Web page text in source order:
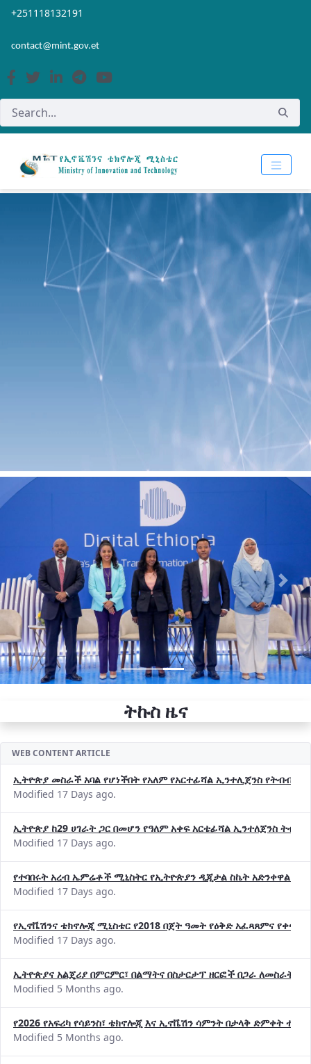
Skip to Main Content
Open Accessibility Menu
+251118132191
contact@mint.gov.et
Previous Next
ትኩስ ዜና
WEB CONTENT ARTICLE
ኢትዮጵያ መስራች አባል የሆነችበት የአለም የአርተፊሻል ኢንተሊጀንስ የትብብር
Modified 17 Days ago.
ኢትዮጵያ ከ29 ሀገራት ጋር በመሆን የዓለም አቀፍ አርቴፊሻል ኢንተለጀንስ
Modified 17 Days ago.
የተባበሩት አረብ ኤምሬቶች ሚኒስትር የኢትዮጵያን ዲጂታል ስኬት አድንቀዋል
Modified 17 Days ago.
የኢኖቬሽንና ቴክኖሎጂ ሚኒስቴር የ2018 በጀት ዓመት የዕቅድ አፈጻጸምና
Modified 17 Days ago.
ኢትዮጵያና አልጄሪያ በምርምር፣ በልማትና በስታርታፕ ዘርፎች በጋራ ለመስራት
Modified 5 Months ago.
የ2026 የአፍሪካ የሳይንስ፣ ቴክኖሎጂ እና ኢኖቬሽን ሳምንት በታላቅ ድምቀት
Modified 5 Months ago.